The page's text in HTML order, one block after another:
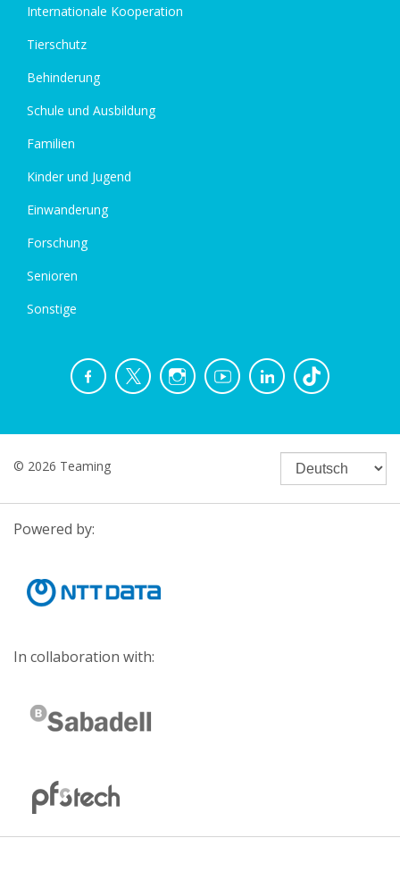
Internationale Kooperation
Tierschutz
Behinderung
Schule und Ausbildung
Familien
Kinder und Jugend
Einwanderung
Forschung
Senioren
Sonstige
© 2026 Teaming
Powered by:
In collaboration with: